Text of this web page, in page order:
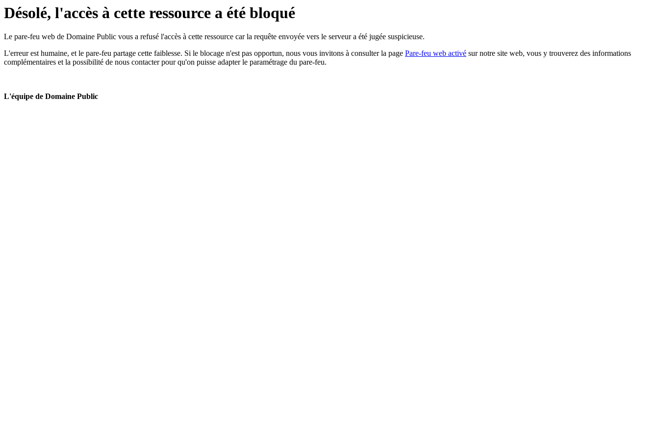
Désolé, l'accès à cette ressource a été bloqué
Le pare-feu web de Domaine Public vous a refusé l'accès à cette ressource car la requête envoyée vers le serveur a été jugée suspicieuse.
L'erreur est humaine, et le pare-feu partage cette faiblesse. Si le blocage n'est pas opportun, nous vous invitons à consulter la page Pare-feu web activé sur notre site web, vous y trouverez des informations
complémentaires et la possibilité de nous contacter pour qu'on puisse adapter le paramétrage du pare-feu.
L'équipe de Domaine Public